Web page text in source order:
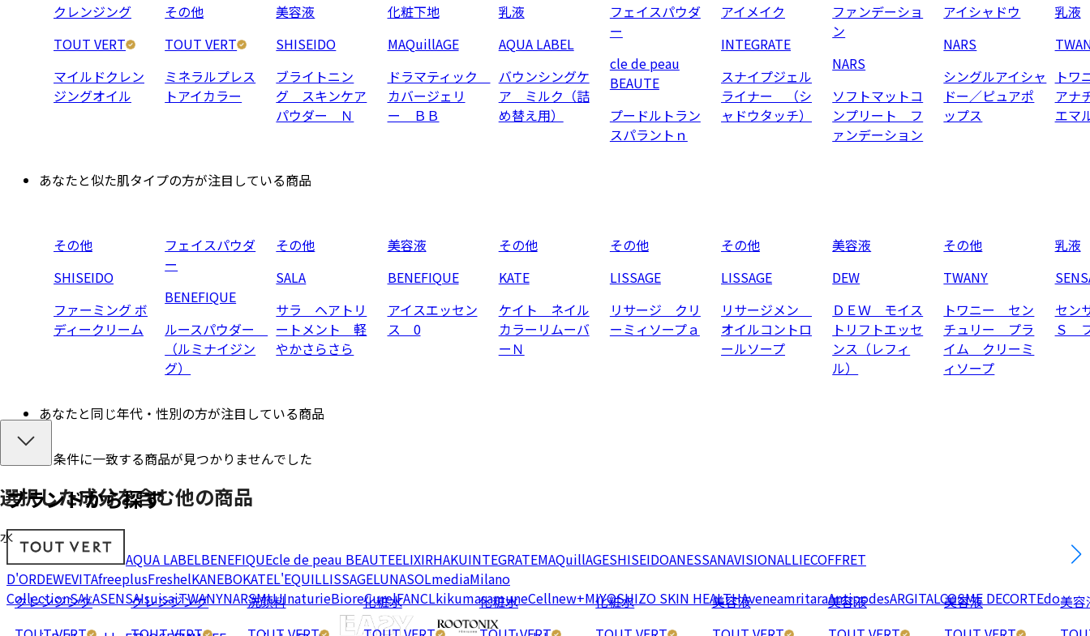
選択した成分を含む他の商品
水
クレンジング
クレンジング
洗顔料
化粧水
化粧水
化粧水
美容液
美容液
美容液
美容
クレンジング
TOUT VERT
マイルドクレン
ジングオイル
その他
TOUT VERT
ミネラルプレス
トアイカラー
美容液
SHISEIDO
ブライトニン
グ スキンケア
パウダー Ｎ
化粧下地
MAQuillAGE
ドラマティック
カバージェリ
ー ＢＢ
乳液
AQUA LABEL
バウンシングケ
ア ミルク（詰
め替え用）
フェイスパウダ
ー
cle de peau
BEAUTE
プードルトラン
スパラントｎ
アイメイク
INTEGRATE
スナイプジェル
ライナー （シ
ャドウタッチ）
ファンデーショ
ン
NARS
ソフトマットコ
ンプリート フ
ァンデーション
アイシャドウ
NARS
シングルアイシャ
ドー／ピュアポ
ップス
乳液
ト
アナ
エマ
あなたと似た肌タイプの方が注目している商品
その他
SHISEIDO
ファーミング ボ
ディークリーム
フェイスパウダ
ー
BENEFIQUE
ルースパウダー
（ルミナイジン
グ）
その他
SALA
サラ ヘアトリ
ートメント 軽
やかさらさら
美容液
BENEFIQUE
アイスエッセン
ス 0
その他
KATE
ケイト ネイル
カラーリムーバ
ーＮ
その他
LISSAGE
リサージ クリ
ーミィソープａ
その他
LISSAGE
リサージメン
オイルコントロ
ールソープ
美容液
DEW
ＤＥＷ モイス
トリフトエッセ
ンス（レフィ
ル）
その他
TWANY
トワニー セン
チュリー プラ
イム クリーミ
ィソープ
乳液
セン
Ｓ
あなたと同じ年代・性別の方が注目している商品
条件に一致する商品が見つかりませんでした
ブランドから探す
AQUA LABELBENEFIQUEcle de peau BEAUTEELIXIRHAKUINTEGRATEMAQuillAGESHISEIDOANESSANAVISIONALLIECOFFRET
D'ORDEWEVITAfreeplusFreshelKANEBOKATEL'EQUILLISSAGELUNASOLmediaMilano
CollectionSALASENSAIsuisaiTWANYNARSMUJInaturieBioreCurelFANCLkikumasamuneCellnew+MIYOSHIZO SKIN HEALTHAveneamritaraAntipodesARGITALCOSME DECORTEdo